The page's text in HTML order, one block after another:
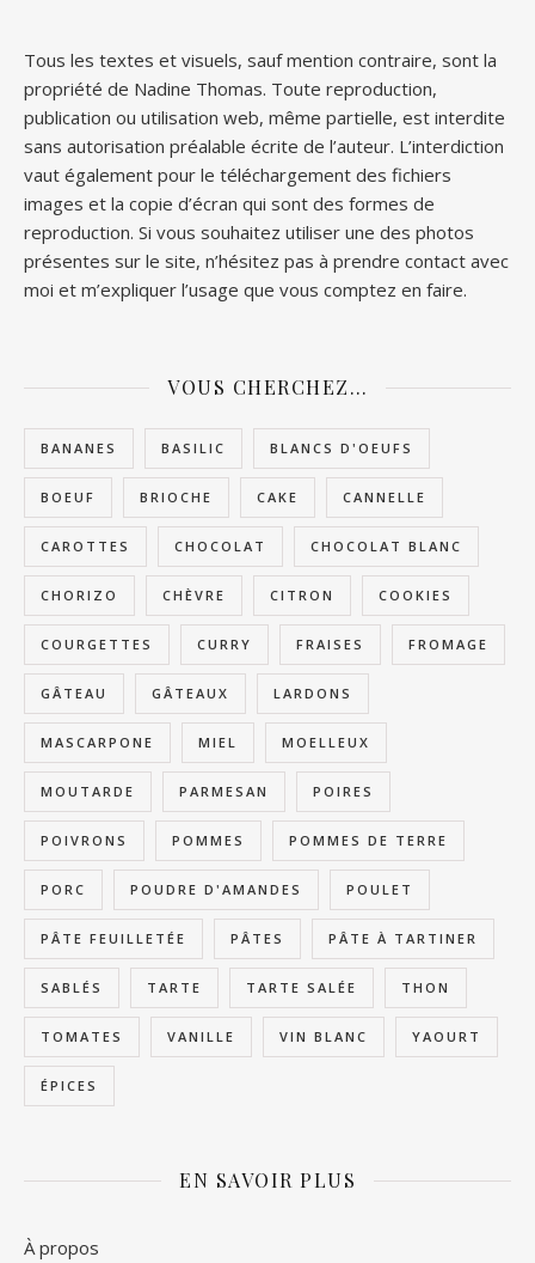
Tous les textes et visuels, sauf mention contraire, sont la
propriété de Nadine Thomas. Toute reproduction,
publication ou utilisation web, même partielle, est interdite
sans autorisation préalable écrite de l’auteur. L’interdiction
vaut également pour le téléchargement des fichiers
images et la copie d’écran qui sont des formes de
reproduction. Si vous souhaitez utiliser une des photos
présentes sur le site, n’hésitez pas à prendre contact avec
moi et m’expliquer l’usage que vous comptez en faire.
VOUS CHERCHEZ…
BANANES BASILIC BLANCS D'OEUFS
BOEUF BRIOCHE CAKE CANNELLE
CAROTTES CHOCOLAT CHOCOLAT BLANC
CHORIZO CHÈVRE CITRON COOKIES
COURGETTES CURRY FRAISES FROMAGE
GÂTEAU GÂTEAUX LARDONS
MASCARPONE MIEL MOELLEUX
MOUTARDE PARMESAN POIRES
POIVRONS POMMES POMMES DE TERRE
PORC POUDRE D'AMANDES POULET
PÂTE FEUILLETÉE PÂTES PÂTE À TARTINER
SABLÉS TARTE TARTE SALÉE THON
TOMATES VANILLE VIN BLANC YAOURT
ÉPICES
EN SAVOIR PLUS
À propos